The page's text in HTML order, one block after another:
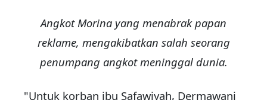
Angkot Morina yang menabrak papan
reklame, mengakibatkan salah seorang
penumpang angkot meninggal dunia.
"Untuk korban ibu Safawiyah, Dermawani